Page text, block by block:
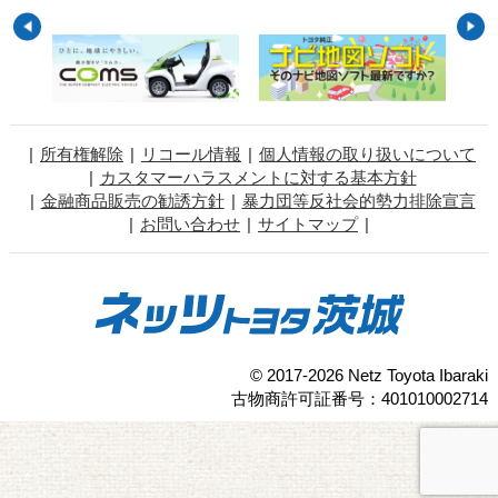
所有権解除 リコール情報
個人情報の取り扱いについて
カスタマーハラスメントに対する基本方針
金融商品販売の勧誘方針
暴力団等反社会的勢力排除宣言
お問い合わせ
サイトマップ
© 2017-2026 Netz Toyota Ibaraki
古物商許可証番号：401010002714